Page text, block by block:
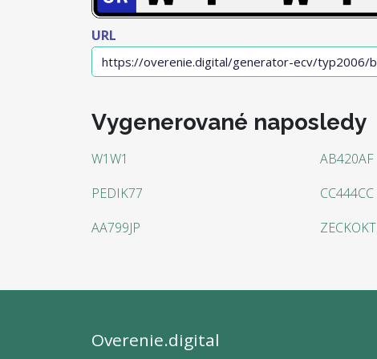
URL
Vygenerované naposledy
W1W1 AB420AF
PEDIK77
CC444CC
AA799JP
ZECKOKT
Overenie.digital